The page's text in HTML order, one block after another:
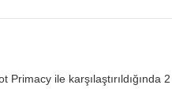
ile karşılaştırıldığında